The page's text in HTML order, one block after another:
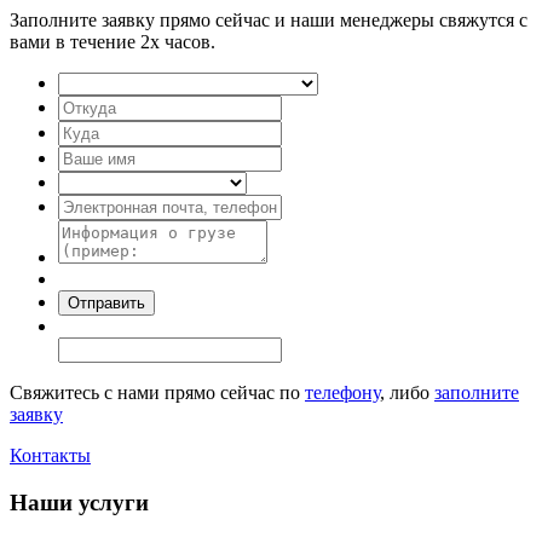
Заполните заявку прямо сейчас и наши менеджеры свяжутся с
вами в течение 2х часов.
Свяжитесь с нами прямо сейчас по телефону, либо заполните
заявку
Контакты
Наши услуги